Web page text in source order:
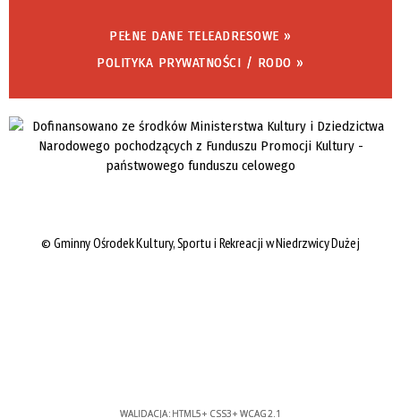
PEŁNE DANE TELEADRESOWE »
POLITYKA PRYWATNOŚCI / RODO »
© Gminny Ośrodek Kultury, Sportu i Rekreacji w Niedrzwicy Dużej
WALIDACJA: HTML5+ CSS3+ WCAG 2.1